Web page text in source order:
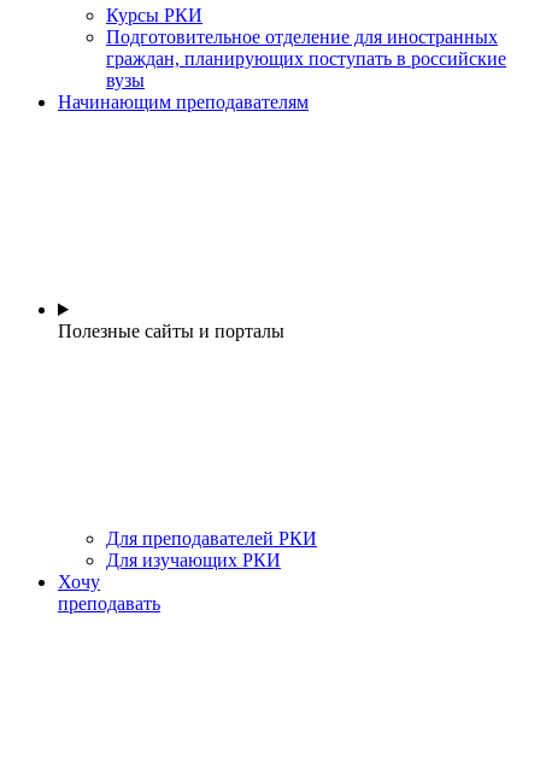
Курсы РКИ
Подготовительное отделение для иностранных
граждан, планирующих поступать в российские
вузы
Начинающим преподавателям
Полезные сайты и порталы
Для преподавателей РКИ
Для изучающих РКИ
Хочу
преподавать